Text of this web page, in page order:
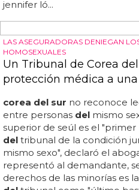
verle en corea delnorte y
que se lo queden... am
'#thatpower' el vídeodel
a mano armada a daft
decorados, eso sí, de lo más
modernas y clásicas, edificios
bieber: '#thatpower'... justin
triste holograma de peor
primeros episodio de 'star
ganamos... el viernes, will...